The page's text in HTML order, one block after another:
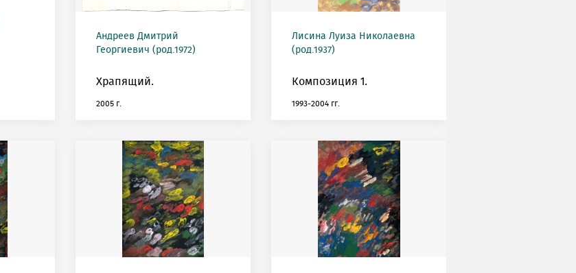
Андреев Дмитрий
Георгиевич (род.1972)
Храпящий.
2005 г.
Лисина Луиза Николаевна
(род.1937)
Композиция 1.
1993-2004 гг.